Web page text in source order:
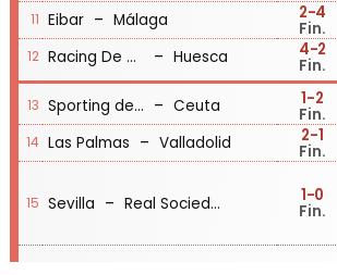
11 Eibar - Málaga 2-4
Fin.
12 Racing De Santander - Huesca 4-2
Fin.
13 Sporting de Gijón - Ceuta 1-2
Fin.
14 Las Palmas - Valladolid 2-1
Fin.
15 Sevilla - Real Sociedad 1-0
Fin.